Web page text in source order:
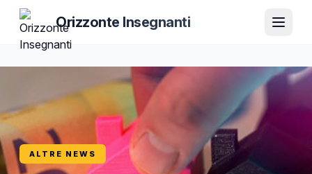
Orizzonte Insegnanti
ALTRE NEWS